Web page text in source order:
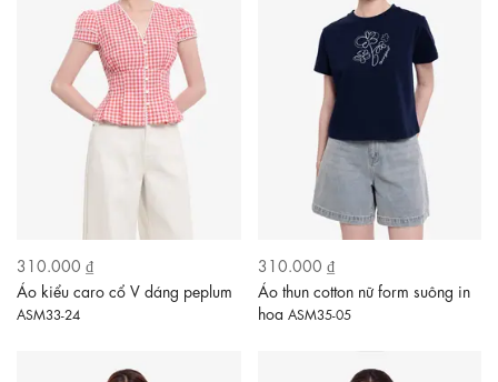
310.000 ₫
Áo kiểu caro cổ V dáng peplum
ASM33-24
310.000 ₫
Áo thun cotton nữ form suông in
hoa ASM35-05